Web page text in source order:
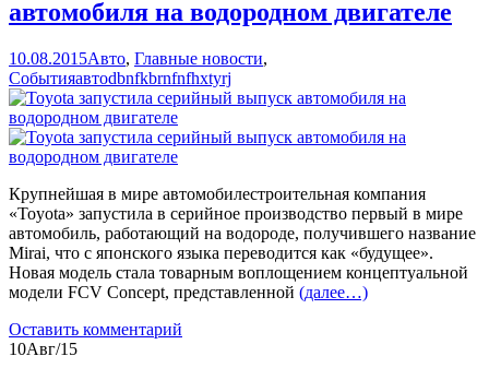
автомобиля на водородном двигателе
10.08.2015Авто, Главные новости,
Событияавтоdbnfkbrnfnfhxtyrj
Крупнейшая в мире автомобилестроительная компания
«Toyota» запустила в серийное производство первый в мире
автомобиль, работающий на водороде, получившего название
Mirai, что с японского языка переводится как «будущее».
Новая модель стала товарным воплощением концептуальной
модели FCV Concept, представленной (далее…)
Оставить комментарий
10Авг/15